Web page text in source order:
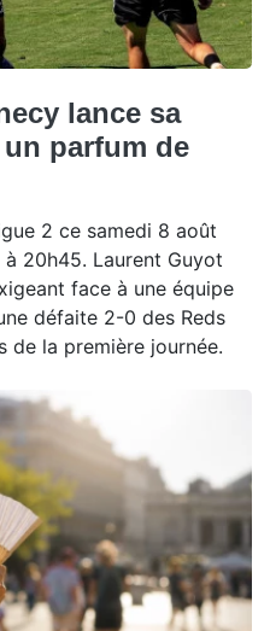
lance sa
parfum de
2 ce samedi 8 août
20h45. Laurent Guyot
face à une équipe
défaite 2-0 des Reds
de la première journée.